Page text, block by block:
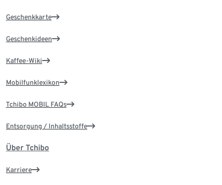
Geschenkkarte
Geschenkideen
Kaffee-Wiki
Mobilfunklexikon
Tchibo MOBIL FAQs
Entsorgung / Inhaltsstoffe
Über Tchibo
Karriere